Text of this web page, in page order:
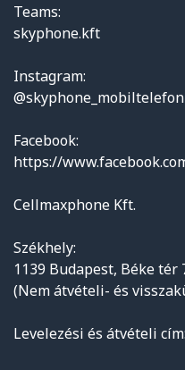
Teams:
skyphone.kft
Instagram:
@skyphone_mobiltelefon
Facebook:
https://
Cellmaxphone Kft.
Székhely:
1139 Budapest, Béke tér
(Nem átvételi- és
Levelezési és átvételi cím: